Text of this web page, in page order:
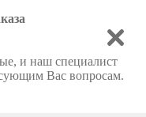
и наш специалист
Вас вопросам.